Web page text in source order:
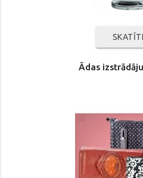
Ādas